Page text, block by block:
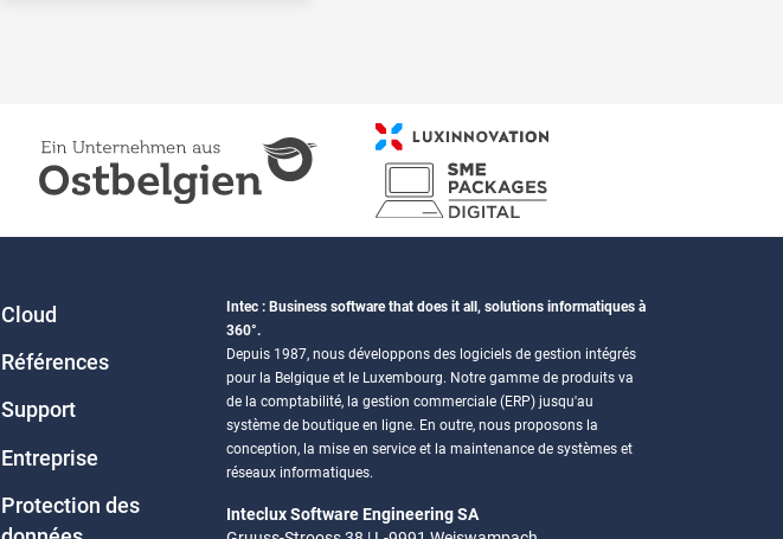
Cloud
Références
Support
Entreprise
Protection des
Intec : Business software that does it all, solutions informatiques à
360°.
Depuis 1987, nous développons des logiciels de gestion intégrés
pour la Belgique et le Luxembourg. Notre gamme de produits va
de la comptabilité, la gestion commerciale (ERP) jusqu'au
système de boutique en ligne. En outre, nous proposons la
conception, la mise en service et la maintenance de systèmes et
réseaux informatiques.
Inteclux Software Engineering SA